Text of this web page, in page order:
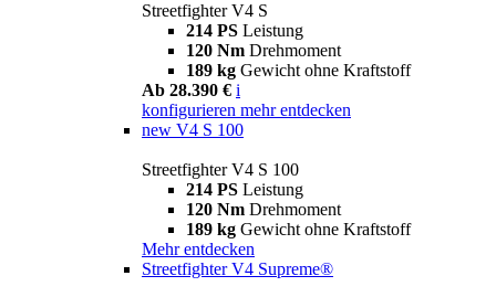
Streetfighter V4 S
214 PS Leistung
120 Nm Drehmoment
189 kg Gewicht ohne Kraftstoff
Ab 28.390 € i
konfigurieren mehr entdecken
new V4 S 100
Streetfighter V4 S 100
214 PS Leistung
120 Nm Drehmoment
189 kg Gewicht ohne Kraftstoff
Mehr entdecken
Streetfighter V4 Supreme®